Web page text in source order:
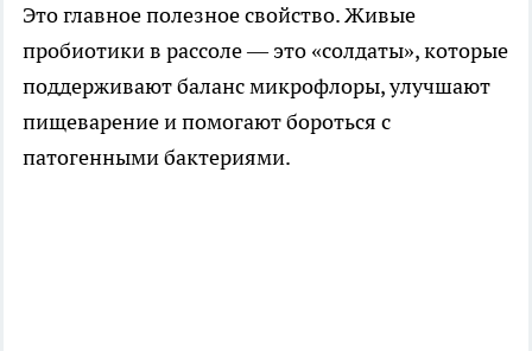
Это главное полезное свойство. Живые
пробиотики в рассоле — это «солдаты», которые
поддерживают баланс микрофлоры, улучшают
пищеварение и помогают бороться с
патогенными бактериями.